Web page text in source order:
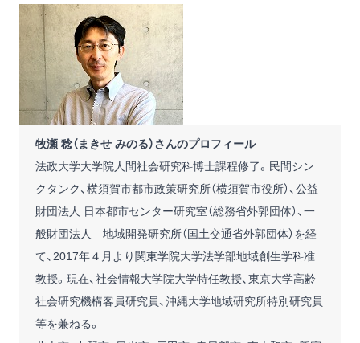
牧瀬 稔（まきせ みのる）さんのプロフィール
法政大学大学院人間社会研究科博士課程修了。民間シン
クタンク、横須賀市都市政策研究所（横須賀市役所）、公益
財団法人 日本都市センター研究室（総務省外郭団体）、一
般財団法人 地域開発研究所（国土交通省外郭団体）を経
て、2017年４月より関東学院大学法学部地域創生学科准
教授。現在、社会情報大学院大学特任教授、東京大学高齢
社会研究機構客員研究員、沖縄大学地域研究所特別研究員
等を兼ねる。